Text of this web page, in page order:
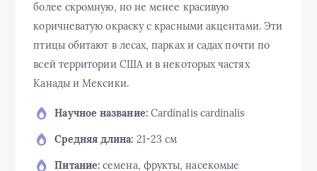
более скромную, но не менее красивую
коричневатую окраску с красными акцентами. Эти
птицы обитают в лесах, парках и садах почти по
всей территории США и в некоторых частях
Канады и Мексики.
Научное название:Cardinalis cardinalis
Средняя длина: 21-23 см
Питание: семена, фрукты, насекомые